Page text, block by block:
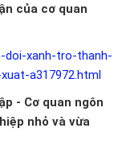
của cơ quan
doi-xanh-tro-thanh-
a317972.html
- Cơ quan ngôn
nhỏ và vừa